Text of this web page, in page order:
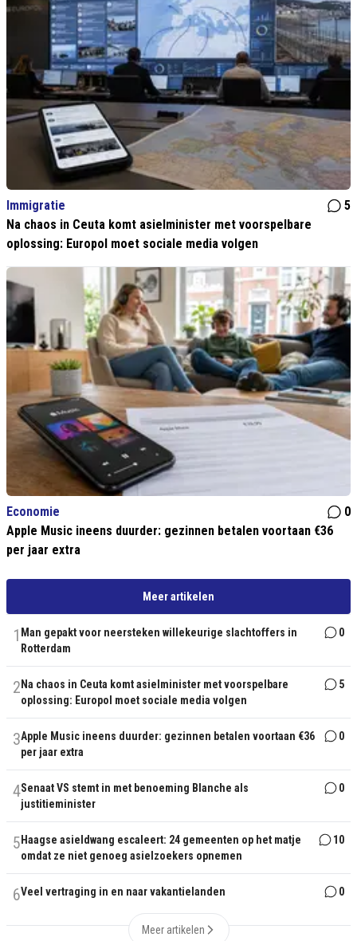
Immigratie
5
Na chaos in Ceuta komt asielminister met voorspelbare
oplossing: Europol moet sociale media volgen
Economie
0
Apple Music ineens duurder: gezinnen betalen voortaan €36
per jaar extra
Meer artikelen
1 Man gepakt voor neersteken willekeurige slachtoffers in
Rotterdam
0
2 Na chaos in Ceuta komt asielminister met voorspelbare
oplossing: Europol moet sociale media volgen
5
3Apple Music ineens duurder: gezinnen betalen voortaan €36
per jaar extra
0
4Senaat VS stemt in met benoeming Blanche als
justitieminister
0
5 Haagse asieldwang escaleert: 24 gemeenten op het matje
omdat ze niet genoeg asielzoekers opnemen
10
6Veel vertraging in en naar vakantielanden 0
Meer artikelen